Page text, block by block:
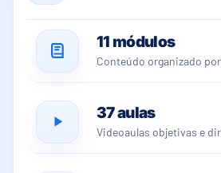
11 módulos
Conteúdo organizado
37 aulas
Videoaulas objetivas e